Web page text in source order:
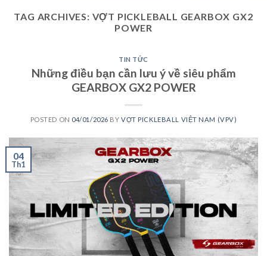
TAG ARCHIVES: VỢT PICKLEBALL GEARBOX GX2
POWER
TIN TỨC
Những điều bạn cần lưu ý về siêu phẩm
GEARBOX GX2 POWER
POSTED ON 04/01/2026 BYVỢT PICKLEBALL VIỆT NAM (VPV)
04
Th1